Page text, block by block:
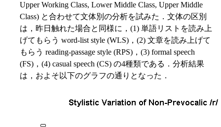
Upper Working Class, Lower Middle Class, Upper Middle
Class) と合わせて文体別の分析を試みた．文体の区別
は，昨日触れた場合と同様に，(1) 単語リストを読み上
げてもらう word-list style (WLS)，(2) 文章を読み上げて
もらう reading-passage style (RPS)，(3) formal speech
(FS)，(4) casual speech (CS) の4種類である．分析結果
は，およそ以下のグラフの通りとなった．